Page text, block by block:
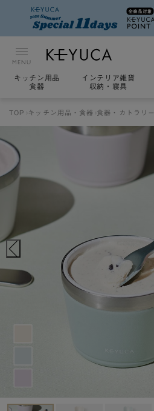
MENU
キッチン用品
食器
インテリア雑貨
収納・寝具
TOP キッチン用品・食器 食器・カトラリー